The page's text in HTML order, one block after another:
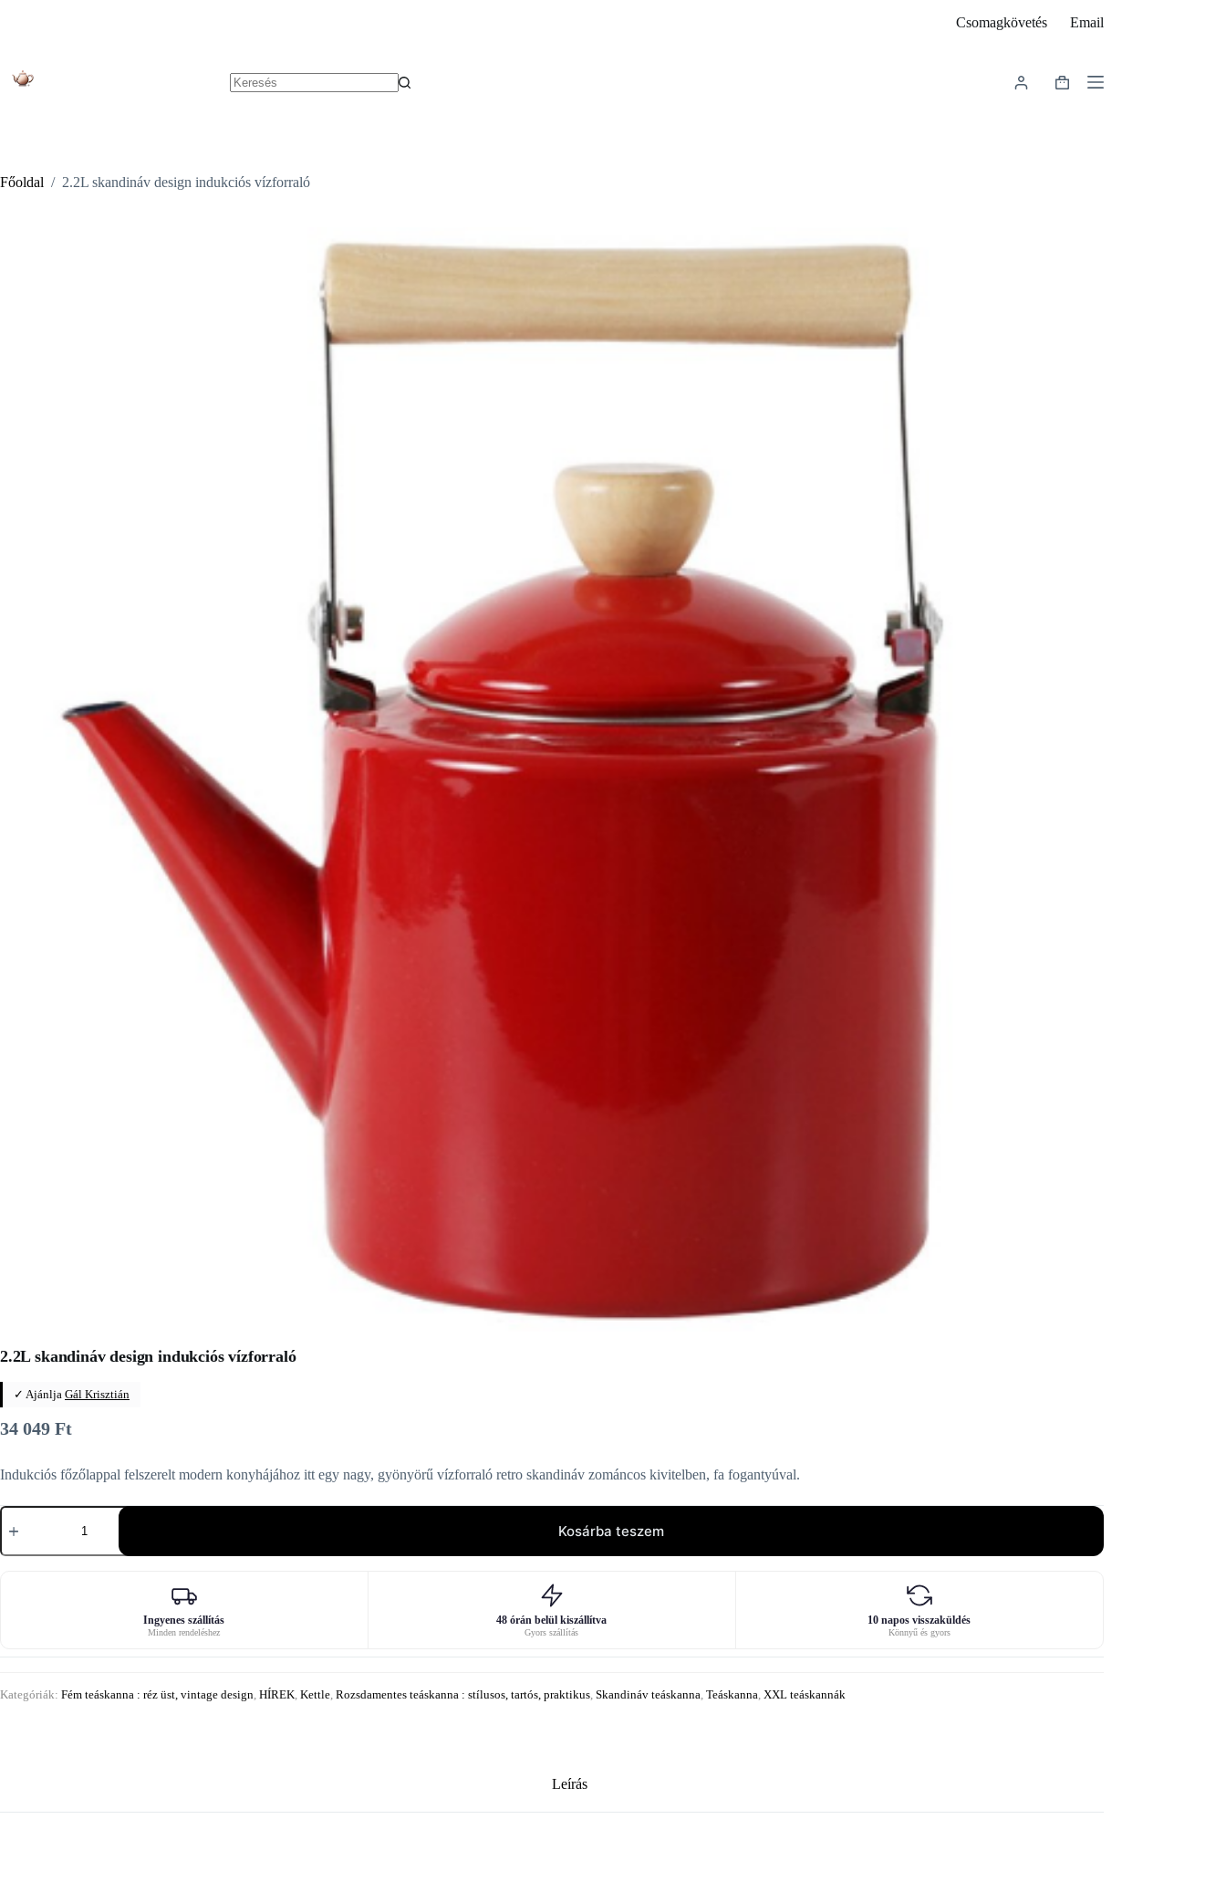
Csomagkövetés Email
Shopping
Főoldal / 2.2L skandináv design indukciós vízforraló
2.2L skandináv design indukciós vízforraló
✓ Ajánlja Gál Krisztián
34 049 Ft
Indukciós főzőlappal felszerelt modern konyhájához itt egy nagy, gyönyörű vízforraló retro skandináv zománcos kivitelben, fa fogantyúval.
2.2L
skandináv
indukciós
Kosárba teszem
Ingyenes szállítás
Minden rendeléshez
48 órán belül kiszállítva
Gyors szállítás
10 napos visszaküldés
Könnyű és gyors
Kategóriák: Fém teáskanna : réz üst, vintage design HÍREK Kettle Rozsdamentes teáskanna : stílusos, tartós, praktikus Skandináv teáskanna Teáskanna XXL teáskannák
Leírás